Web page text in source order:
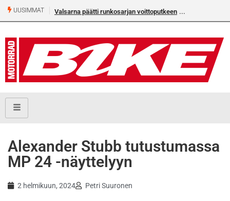
UUSIMMAT Valsarna päätti runkosarjan voittoputkeen
Alexander Stubb tutustumassa
MP 24 -näyttelyyn
2 helmikuun, 2024 Petri Suuronen